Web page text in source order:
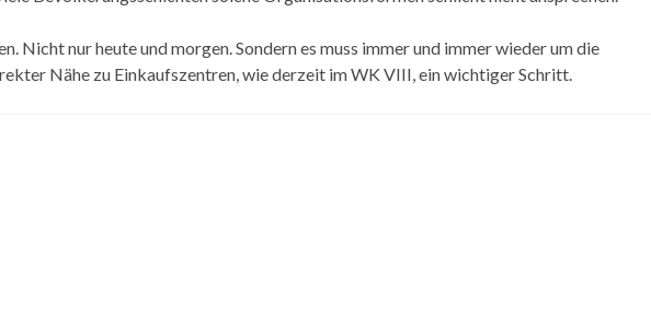
nur heute und morgen. Sondern es muss immer und immer wieder um die
Nähe zu Einkaufszentren, wie derzeit im WK VIII, ein wichtiger Schritt.